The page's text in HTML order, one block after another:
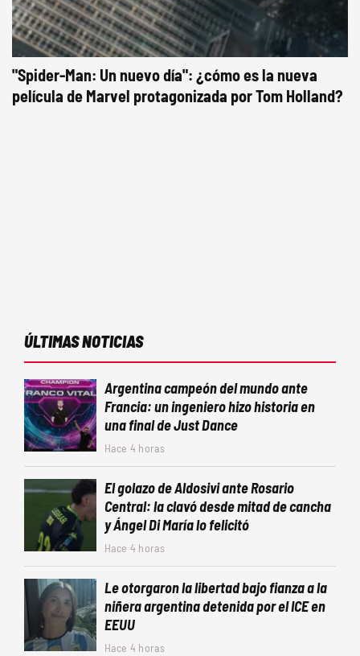
"Spider-Man: Un nuevo día": ¿cómo es la nueva
película de Marvel protagonizada por Tom Holland?
ÚLTIMAS NOTICIAS
Argentina campeón del mundo ante
Francia: un ingeniero hizo historia en
una final de Just Dance
Hace 4 horas
El golazo de Aldosivi ante Rosario
Central: la clavó desde mitad de cancha
y Ángel Di María lo felicitó
Hace 4 horas
Le otorgaron la libertad bajo fianza a la
niñera argentina detenida por el ICE en
EEUU
Hace 4 horas